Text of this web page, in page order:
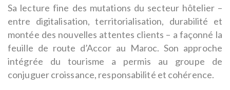
Sa lecture fine des mutations du secteur hôtelier –
entre digitalisation, territorialisation, durabilité et
montée des nouvelles attentes clients – a façonné la
feuille de route d’Accor au Maroc. Son approche
intégrée du tourisme a permis au groupe de
conjuguer croissance, responsabilité et cohérence.